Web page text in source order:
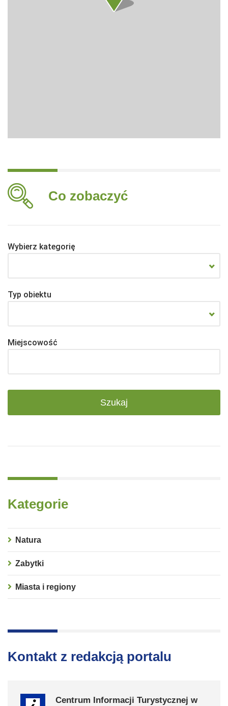
Co zobaczyć
Wybierz kategorię
Typ obiektu
Miejscowość
Kategorie
Natura
Zabytki
Miasta i regiony
Kontakt z redakcją portalu
Centrum Informacji Turystycznej w